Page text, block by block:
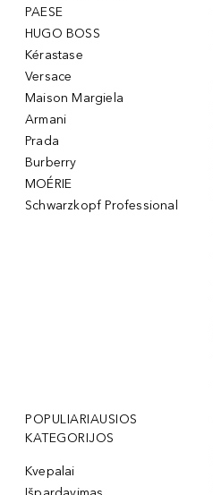
PAESE
HUGO BOSS
Kérastase
Versace
Maison Margiela
Armani
Prada
Burberry
MOÉRIE
Schwarzkopf Professional
POPULIARIAUSIOS
KATEGORIJOS
Kvepalai